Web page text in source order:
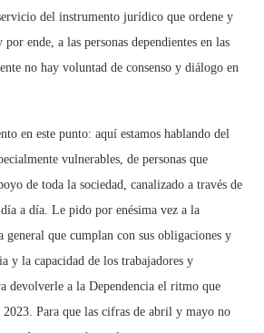
del instrumento jurídico que ordene y
ende, a las personas dependientes en las
no hay voluntad de consenso y diálogo en
en este punto: aquí estamos hablando del
vulnerables, de personas que
de toda la sociedad, canalizado a través de
a día. Le pido por enésima vez a la
general que cumplan con sus obligaciones y
y la capacidad de los trabajadores y
devolverle a la Dependencia el ritmo que
Para que las cifras de abril y mayo no